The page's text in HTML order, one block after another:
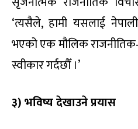
‘त्यसैले, हामी यसलाई
भएको एक मौलिक
स्वीकार गर्दछौँ ।’
३) भविष्य देखाउने प्रयास